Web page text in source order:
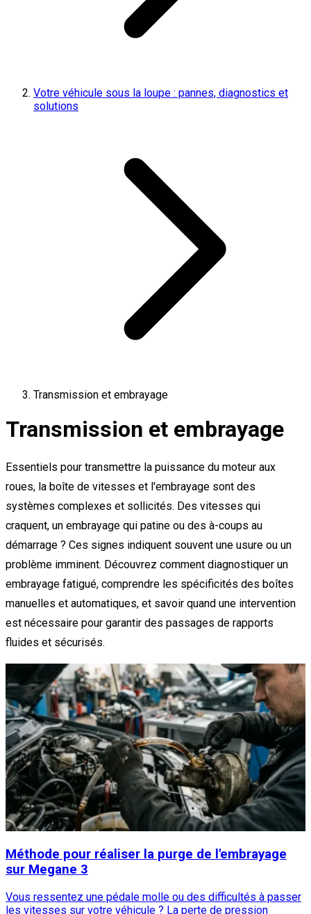
Votre véhicule sous la loupe : pannes, diagnostics et
solutions
Transmission et embrayage
Transmission et embrayage
Essentiels pour transmettre la puissance du moteur aux
roues, la boîte de vitesses et l'embrayage sont des
systèmes complexes et sollicités. Des vitesses qui
craquent, un embrayage qui patine ou des à-coups au
démarrage ? Ces signes indiquent souvent une usure ou un
problème imminent. Découvrez comment diagnostiquer un
embrayage fatigué, comprendre les spécificités des boîtes
manuelles et automatiques, et savoir quand une intervention
est nécessaire pour garantir des passages de rapports
fluides et sécurisés.
Méthode pour réaliser la purge de l'embrayage
sur Megane 3
Vous ressentez une pédale molle ou des difficultés à passer
les vitesses sur votre véhicule ? La perte de pression